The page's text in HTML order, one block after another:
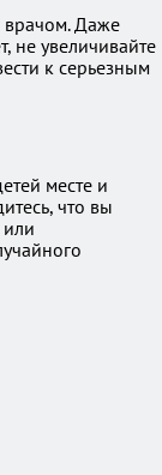
врачом. Даже
не увеличивайте
к серьезным
месте и
что вы